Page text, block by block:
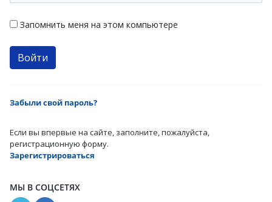
Запомнить меня на этом компьютере
Забыли свой пароль?
Если вы впервые на сайте, заполните, пожалуйста,
регистрационную форму.
Зарегистрироваться
МЫ В СОЦСЕТЯХ